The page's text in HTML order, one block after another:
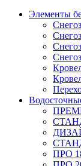
Элементы
ПРО